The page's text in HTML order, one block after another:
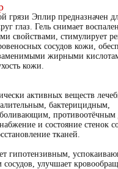
грязи Эплир предназначен
глаз. Гель снимает
свойствами, стимулирует
сосудов кожи,
жирными
кожи.
активных веществ
бактерицидным,
противоотёчным
и состояние стенок
тканей.
гипотензивным,
сосудов, улучшает